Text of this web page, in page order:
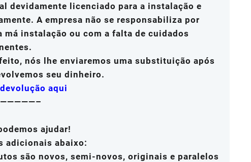
devidamente licenciado para a instalação e
A empresa não se responsabiliza por
má instalação ou com a falta de cuidados
nós lhe enviaremos uma substituição após
seu dinheiro.
aqui
ajudar!
adicionais abaixo:
são novos, semi-novos, originais e paralelos